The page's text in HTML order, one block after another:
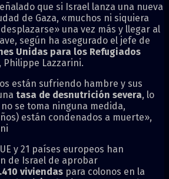
que si Israel lanza una nueva
de Gaza, «muchos ni siquiera
una vez más y llegar al
según ha asegurado el jefe de
Unidas para los Refugiados
, Philippe Lazzarini.
están sufriendo hambre y sus
tasa de desnutrición severa, lo
se toma ninguna medida,
están condenados a muerte»,
y 21 países europeos han
de Israel de aprobar
viviendas para colonos en la